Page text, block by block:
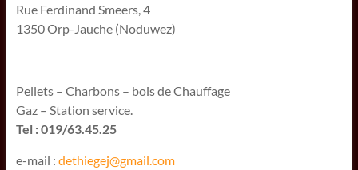
Rue Ferdinand Smeers, 4
1350 Orp-Jauche (Noduwez)
Pellets – Charbons – bois de Chauffage
Gaz – Station service.
Tel : 019/63.45.25
e-mail : dethiegej@gmail.com